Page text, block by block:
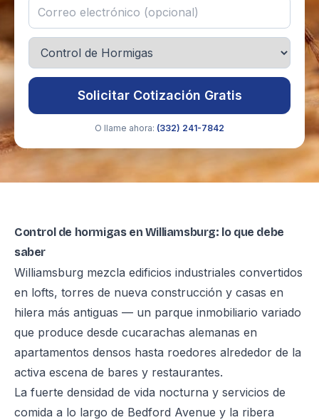
Solicitar Cotización Gratis
O llame ahora: (332) 241-7842
Control de hormigas en Williamsburg: lo que debe
saber
Williamsburg mezcla edificios industriales convertidos
en lofts, torres de nueva construcción y casas en
hilera más antiguas — un parque inmobiliario variado
que produce desde cucarachas alemanas en
apartamentos densos hasta roedores alrededor de la
activa escena de bares y restaurantes.
La fuerte densidad de vida nocturna y servicios de
comida a lo largo de Bedford Avenue y la ribera